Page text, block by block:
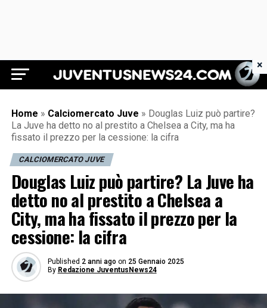
Juventus News 24
Home » Calciomercato Juve » Douglas Luiz può partire?
La Juve ha detto no al prestito a Chelsea a City, ma ha
fissato il prezzo per la cessione: la cifra
CALCIOMERCATO JUVE
Douglas Luiz può partire? La Juve ha
detto no al prestito a Chelsea a
City, ma ha fissato il prezzo per la
cessione: la cifra
Published 2 anni ago on 25 Gennaio 2025
By Redazione JuventusNews24
×